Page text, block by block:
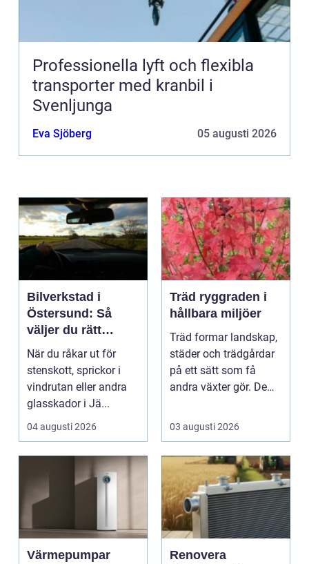
Professionella lyft och flexibla
transporter med kranbil i
Svenljunga
Eva Sjöberg 05 augusti 2026
Bilverkstad i
Östersund: Så
väljer du rätt
verkstad för
glasskador
När du råkar ut för
stenskott, sprickor i
vindrutan eller andra
glasskador i Jä...
04 augusti 2026
Träd ryggraden i
hållbara miljöer
Träd formar landskap,
städer och trädgårdar
på ett sätt som få
andra växter gör. De
03 augusti 2026
Värmepumpar
Renovera